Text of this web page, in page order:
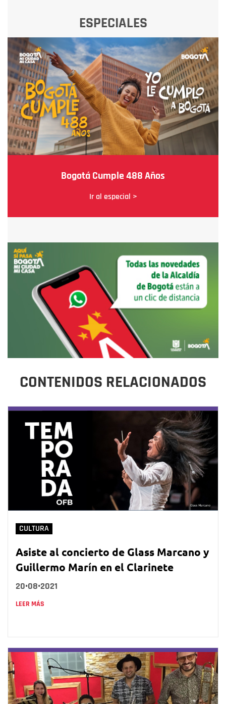
ESPECIALES
Bogotá Cumple 488 Años
Ir al especial >
CONTENIDOS RELACIONADOS
CULTURA
Asiste al concierto de Glass Marcano y
Guillermo Marín en el Clarinete
20•08•2021
LEER MÁS